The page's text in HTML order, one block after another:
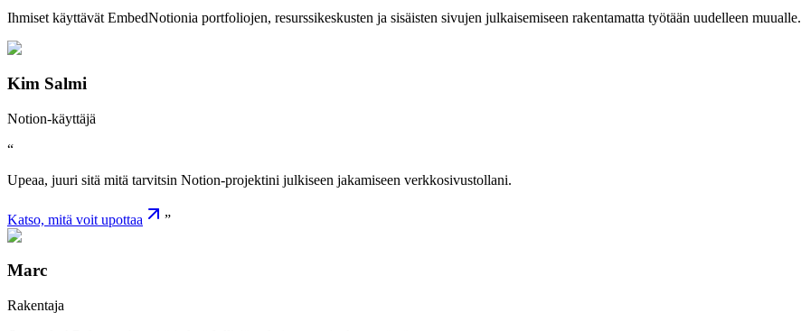
Ihmiset käyttävät EmbedNotionia portfoliojen, resurssikeskusten ja sisäisten sivujen julkaisemiseen rakentamatta työtään uudelleen muualle.
Kim Salmi
Notion-käyttäjä
“
Upeaa, juuri sitä mitä tarvitsin Notion-projektini julkiseen jakamiseen verkkosivustollani.
Katso, mitä voit upottaa ”
Marc
Rakentaja